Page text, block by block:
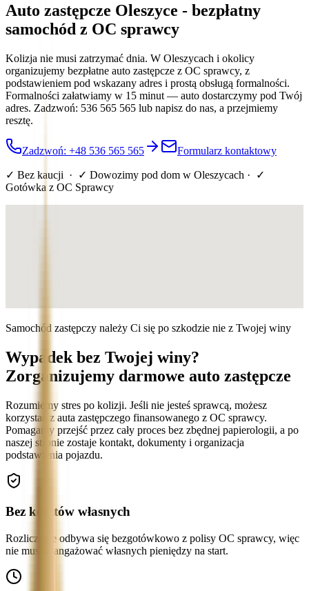
Auto zastępcze Oleszyce - bezpłatny
samochód z OC sprawcy
Kolizja nie musi zatrzymać dnia. W Oleszycach i okolicy
organizujemy bezpłatne auto zastępcze z OC sprawcy, z
podstawieniem pod wskazany adres i prostą obsługą formalności.
Formalności załatwiamy w 15 minut — auto dostarczymy pod Twój
adres. Zadzwoń: 536 565 565 lub napisz do nas, a przejmiemy
resztę.
Zadzwoń: +48 536 565 565 Formularz kontaktowy
✓ Bez kaucji · ✓ Dowozimy pod dom w Oleszycach · ✓
Gotówka z OC Sprawcy
Samochód zastępczy należy Ci się po szkodzie nie z Twojej winy
Wypadek bez Twojej winy?
Zorganizujemy darmowe auto zastępcze
Rozumiemy stres po kolizji. Jeśli nie jesteś sprawcą, możesz
korzystać z auta zastępczego finansowanego z OC sprawcy.
Pomagamy przejść przez cały proces bez zbędnej papierologii, a po
naszej stronie zostaje kontakt, dokumenty i organizacja
podstawienia pojazdu.
Bez kosztów własnych
Rozliczenie odbywa się bezgotówkowo z polisy OC sprawcy, więc
nie musisz angażować własnych pieniędzy na start.